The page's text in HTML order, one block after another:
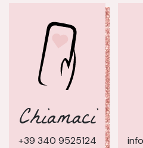
Chiamaci
+39 340 9525124